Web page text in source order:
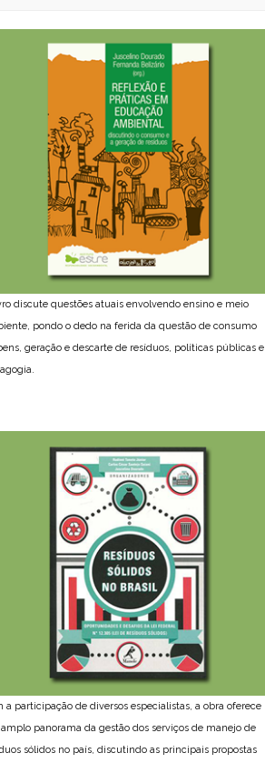
discute questões atuais envolvendo ensino e meio
pondo o dedo na ferida da questão de consumo
geração e descarte de resíduos, políticas públicas e
a participação de diversos especialistas, a obra oferece
panorama da gestão dos serviços de manejo de
sólidos no país, discutindo as principais propostas